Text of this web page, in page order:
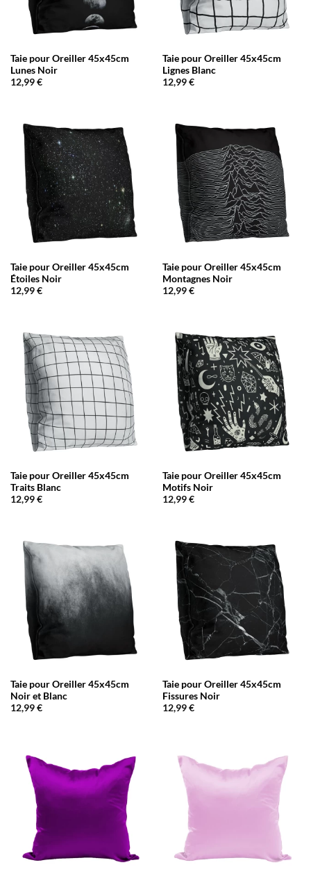
Taie pour Oreiller 45x45cm
Lunes Noir
12,99€
Taie pour Oreiller 45x45cm
Lignes Blanc
12,99€
Taie pour Oreiller 45x45cm
Étoiles Noir
12,99€
Taie pour Oreiller 45x45cm
Montagnes Noir
12,99€
Taie pour Oreiller 45x45cm
Traits Blanc
12,99€
Taie pour Oreiller 45x45cm
Motifs Noir
12,99€
Taie pour Oreiller 45x45cm
Noir et Blanc
12,99€
Taie pour Oreiller 45x45cm
Fissures Noir
12,99€